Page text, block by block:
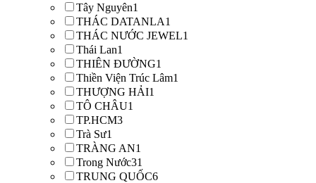
Tây Nguyên1
THÁC DATANLA1
THÁC NƯỚC JEWEL1
Thái Lan1
THIÊN ĐƯỜNG1
Thiền Viện Trúc Lâm1
THƯỢNG HẢI1
TÔ CHÂU1
TP.HCM3
Trà Sư1
TRÀNG AN1
Trong Nước31
TRUNG QUỐC6